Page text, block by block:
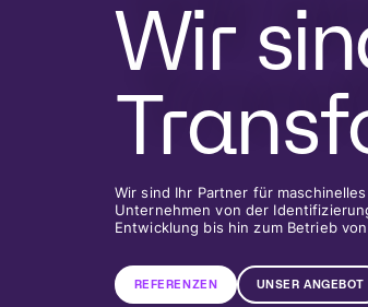
Wir
Wir sind Ihr Partner für
Unternehmen von der
Entwicklung bis hin zum Betrieb
REFERENZEN UNSER ANGEBOT